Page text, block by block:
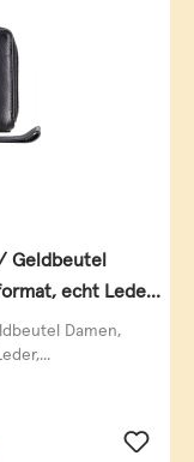
Geldbeutel
echt Leder,
Damen,